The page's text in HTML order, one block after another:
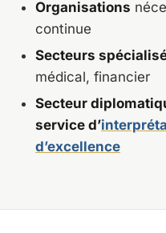
Organisations
continue
Secteurs
médical, financier
Secteur
service d’
d’excellence